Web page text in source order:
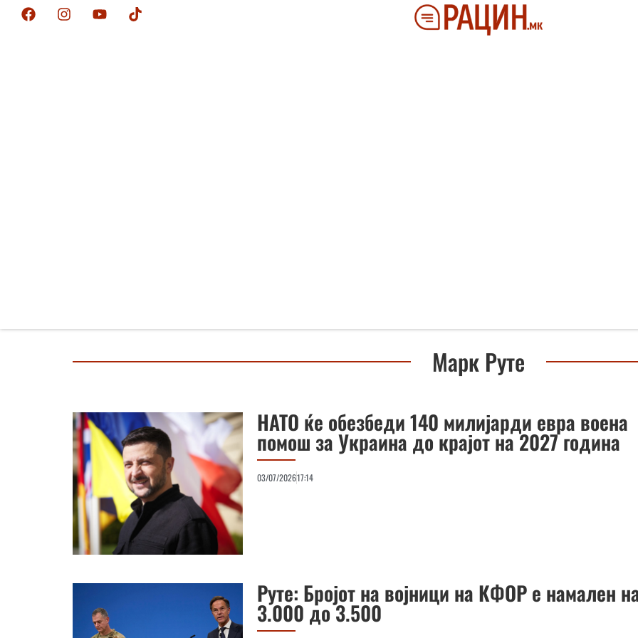
Марк Руте
НАТО ќе обезбеди 140 милијарди евра воена
помош за Украина до крајот на 2027 година
03/07/202617:14
Руте: Бројот на војници на КФОР е намален
3.000 до 3.500